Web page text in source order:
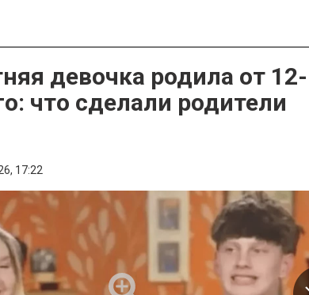
девочка родила от 12-
что сделали родители
17:22